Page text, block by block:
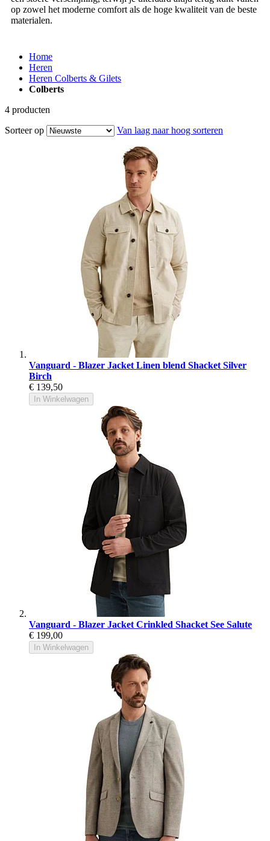
op zowel het moderne comfort als de hoge kwaliteit van de beste
materialen.
Home
Heren
Heren Colberts & Gilets
Colberts
4 producten
Sorteer op
Van laag naar hoog sorteren
Vanguard - Blazer Jacket Linen blend Shacket Silver
Birch
€ 139,50
In Winkelwagen
Vanguard - Blazer Jacket Crinkled Shacket See Salute
€ 199,00
In Winkelwagen